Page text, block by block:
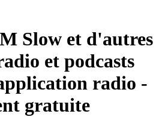
Slow et d'autres
et podcasts
radio -
gratuite